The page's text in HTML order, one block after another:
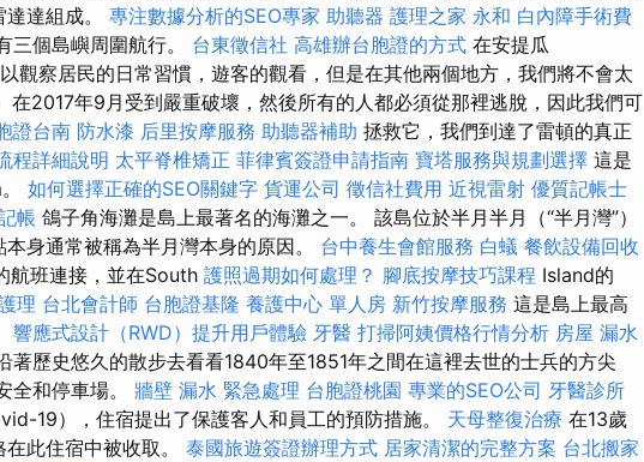
達組成。 專注數據分析的SEO專家 助聽器 護理之家 永和 白內障手術費
三個島嶼周圍航行。 台東徵信社 高雄辦台胞證的方式 在安提瓜
觀察居民的日常習慣，遊客的觀看，但是在其他兩個地方，我們將不會太
在2017年9月受到嚴重破壞，然後所有的人都必須從那裡逃脫，因此我們可
證台南 防水漆 后里按摩服務 助聽器補助 拯救它，我們到達了雷頓的真正
程詳細說明 太平脊椎矯正 菲律賓簽證申請指南 寶塔服務與規劃選擇 這是
如何選擇正確的SEO關鍵字 貨運公司 徵信社費用 近視雷射 優質記帳士
帳 鴿子角海灘是島上最著名的海灘之一。 該島位於半月半月（“半月灣”）
身通常被稱為半月灣本身的原因。 台中養生會館服務 白蟻 餐飲設備回收
航班連接，並在South 護照過期如何處理？ 腳底按摩技巧課程 Island的
理 台北會計師 台胞證基隆 養護中心 單人房 新竹按摩服務 這是島上最高
響應式設計（RWD）提升用戶體驗 牙醫 打掃阿姨價格行情分析 房屋 漏水
著歷史悠久的散步去看看1840年至1851年之間在這裡去世的士兵的方尖
全和停車場。 牆壁 漏水 緊急處理 台胞證桃園 專業的SEO公司 牙醫診所
19），住宿提出了保護客人和員工的預防措施。 天母整復治療 在13歲
此住宿中被收取。 泰國旅遊簽證辦理方式 居家清潔的完整方案 台北搬家